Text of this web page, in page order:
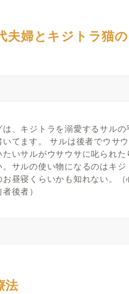
夫婦とキジトラ猫
は、キジトラを溺愛するサル
いてます。 サルは後者でウサ
たいサルがウサウサに叱られた
。サルの使い物になるのはキジ
お昼寝くらいかも知れない。
後者）
法